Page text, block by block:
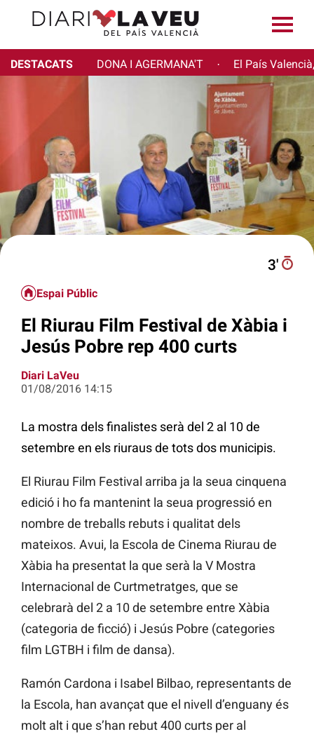
DESTACATS DONA I AGERMANA'T · El País
3′
Espai Públic
El Riurau Film Festival de Xàbia i
Jesús Pobre rep 400 curts
Diari LaVeu
01/08/2016 14:15
La mostra dels finalistes serà del 2 al 10 de
setembre en els riuraus de tots dos municipis.
El Riurau Film Festival arriba ja la seua cinquena
edició i ho fa mantenint la seua progressió en
nombre de treballs rebuts i qualitat dels
mateixos. Avui, la Escola de Cinema Riurau de
Xàbia ha presentat la que serà la V Mostra
Internacional de Curtmetratges, que se
celebrarà del 2 a 10 de setembre entre Xàbia
(categoria de ficció) i Jesús Pobre (categories
film LGTBH i film de dansa).
Ramón Cardona i Isabel Bilbao, representants de
la Escola, han avançat que el nivell d’enguany és
molt alt i que s’han rebut 400 curts per al